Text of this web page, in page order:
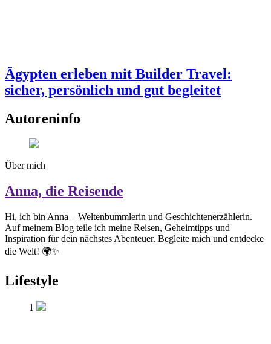
Ägypten erleben mit Builder Travel:
sicher, persönlich und gut begleitet
Autoreninfo
Über mich
Anna, die Reisende
Hi, ich bin Anna – Weltenbummlerin und Geschichtenerzählerin.
Auf meinem Blog teile ich meine Reisen, Geheimtipps und
Inspiration für dein nächstes Abenteuer. Begleite mich und entdecke
die Welt! 🌍✨
Lifestyle
1